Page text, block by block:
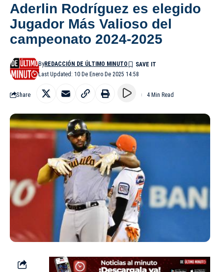
Aderlin Rodríguez es elegido
Jugador Más Valioso del
campeonato 2024-2025
Last Updated: 10 De Enero De 2025 14:58
ByREDACCIÓN DE ÚLTIMO MINUTO
Share 4 Min Read